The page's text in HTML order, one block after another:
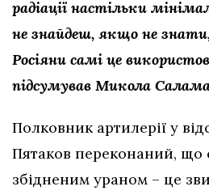
радіації настільки
не знайдеш, якщо не
Росіяни самі це
підсумував Микола
Полковник артилерії у
Пятаков переконаний, що
збідненим ураном – це